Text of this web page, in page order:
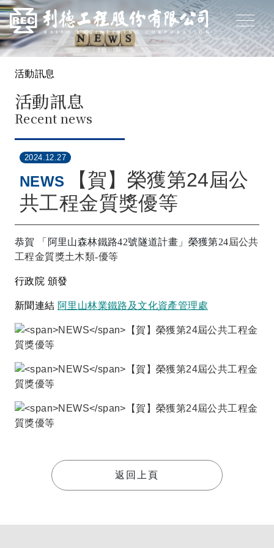
活動訊息
活動訊息
Recent news
2024.12.27
NEWS
【賀】榮獲第24屆公
共工程金質獎優等
恭賀 「阿里山森林鐵路42號隧道計畫」榮獲第24屆公共
工程金質獎土木類-優等
行政院 頒發
新聞連結 阿里山林業鐵路及文化資產管理處
返回上頁